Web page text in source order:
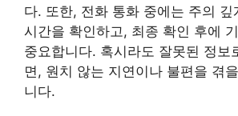
다. 또한, 전화 통화 중에는 주의 깊
시간을 확인하고, 최종 확인 후에
중요합니다. 혹시라도 잘못된 정보
면, 원치 않는 지연이나 불편을 겪
니다.